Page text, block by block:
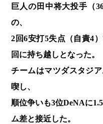
巨人の田中将大投手（
の、
2回6安打5失点（自責4
回に持ち越しとなった。
チームはマツダスタジ
喫し、
順位争いも3位DeNAに
ム差と接近した。